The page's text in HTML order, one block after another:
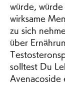
würde,
wirksame
zu sich
über
solltest Du
Avenacoside